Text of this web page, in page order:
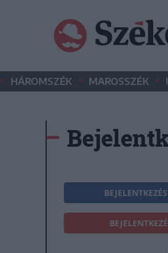
• HÁROMSZÉK • MAROSSZÉK •